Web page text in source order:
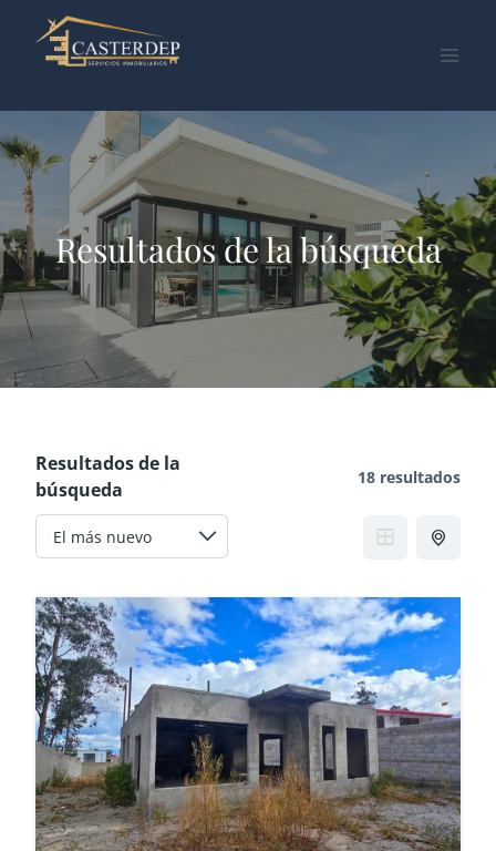
contenido
Resultados de la búsqueda
Resultados de la
búsqueda
18 resultados